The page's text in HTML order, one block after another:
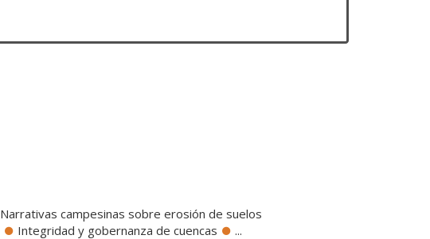
Narrativas campesinas sobre erosión de suelos
Integridad y gobernanza de cuencas ...